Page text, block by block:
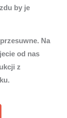
by je
Na
od nas
z